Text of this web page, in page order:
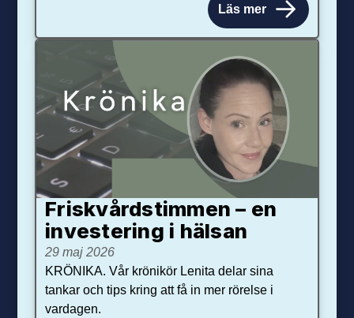
Läs mer
Friskvårdstimmen – en
investering i hälsan
29 maj 2026
KRÖNIKA. Vår krönikör Lenita delar sina
tankar och tips kring att få in mer rörelse i
vardagen.